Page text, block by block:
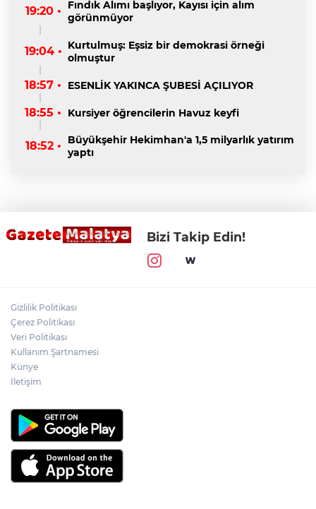
19:20 •
Fındık Alımı başlıyor, Kayısı için alım
görünmüyor
19:04 • Kurtulmuş: Eşsiz bir demokrasi örneği
olmuştur
18:57 • ESENLİK YAKINCA ŞUBESİ AÇILIYOR
18:55 • Kursiyer öğrencilerin Havuz keyfi
18:52 •
Büyükşehir Hekimhan'a 1,5 milyarlık yatırım
yaptı
Bizi Takip Edin!
Gizlilik Politikası
Çerez Politikası
Veri Politikası
Kullanım Şartnamesi
Künye
İletişim